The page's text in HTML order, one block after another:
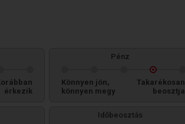
érkezik
Pénz
Könnyen jön,
könnyen megy
Takarékosan
beosztja
Időbeosztás